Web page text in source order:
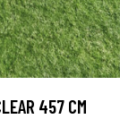
457 CM